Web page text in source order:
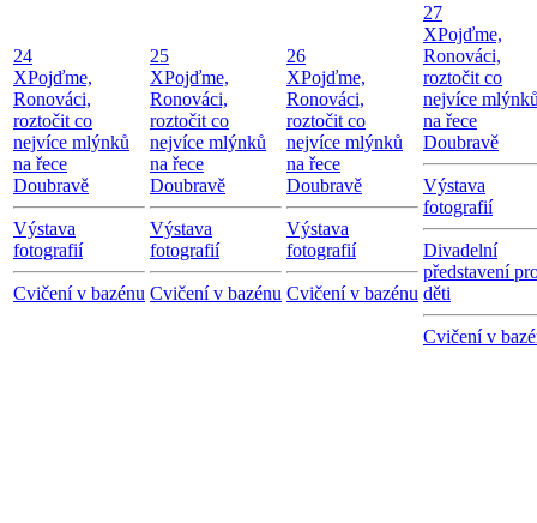
24
XPojďme,
Ronováci,
roztočit co
nejvíce mlýnků
na řece
Doubravě
Výstava
fotografií
Cvičení v bazénu
25
XPojďme,
Ronováci,
roztočit co
nejvíce mlýnků
na řece
Doubravě
Výstava
fotografií
Cvičení v bazénu
26
XPojďme,
Ronováci,
roztočit co
nejvíce mlýnků
na řece
Doubravě
Výstava
fotografií
Cvičení v bazénu
27
XPojďme,
Ronováci,
roztočit co
nejvíce
na řece
Doubravě
Výstava
fotografií
Divadelní
představení
děti
Cvičení v